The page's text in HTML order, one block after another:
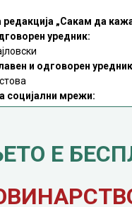
редакција „Сакам да
уредник:
и одговорен
социјални мрежи:
авторски текстови е казниво
авторски содржини (текстови) од
Е